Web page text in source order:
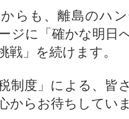
らも、離島のハ
ジに「確かな明日
戦」を続けます。
制度」による、皆
からお待ちしてい